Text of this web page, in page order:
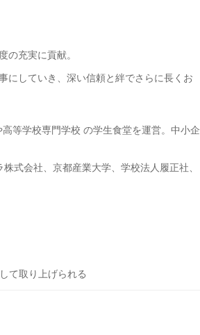
の充実に貢献。
にしていき、深い信頼と絆でさらに長くお
等学校専門学校 の学生食堂を運営。中小企
式会社、京都産業大学、学校法人履正社、
て取り上げられる